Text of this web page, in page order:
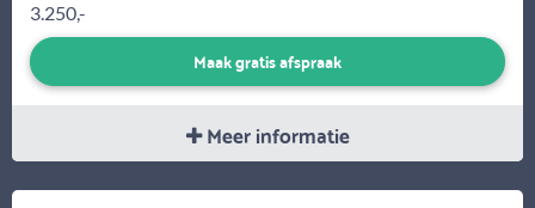
3.250,-
Maak gratis afspraak
Meer informatie